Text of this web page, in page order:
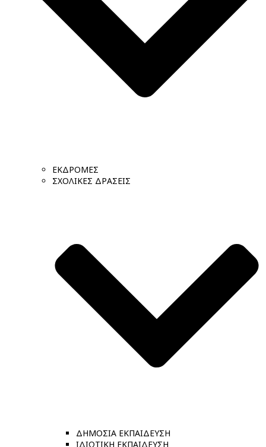
ΕΚΔΡΟΜΕΣ
ΣΧΟΛΙΚΕΣ ΔΡΑΣΕΙΣ
ΔΗΜΟΣΙΑ ΕΚΠΑΙΔΕΥΣΗ
ΙΔΙΩΤΙΚΗ ΕΚΠΑΙΔΕΥΣΗ